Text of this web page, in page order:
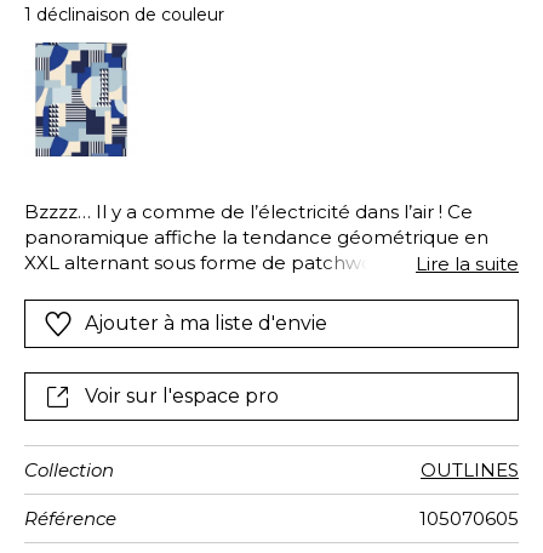
1 déclinaison de couleur
Bzzzz… Il y a comme de l’électricité dans l’air ! Ce
panoramique affiche la tendance géométrique en
XXL alternant sous forme de patchwork géant des
Le tout dans une gamme chromatique électrisante
avec du noir, du bleu, du blanc…
Lire la suite
Ajouter à ma liste d'envie
Voir sur l'espace pro
Collection OUTLINES
Référence 105070605